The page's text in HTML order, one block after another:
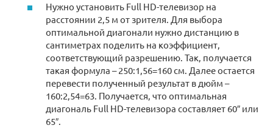
Нужно установить Full HD-телевизор на
расстоянии 2,5 м от зрителя. Для выбора
оптимальной диагонали нужно дистанцию в
сантиметрах поделить на коэффициент,
соответствующий разрешению. Так, получается
такая формула – 250:1,56=160 см. Далее остается
перевести полученный результат в дюйм –
160:2,54=63. Получается, что оптимальная
диагональ Full HD-телевизора составляет 60″ или
65″.